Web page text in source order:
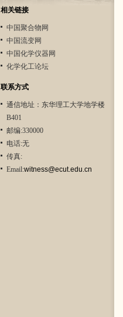
相关链接
中国聚合物网
中国流变网
中国化学仪器网
化学化工论坛
联系方式
通信地址：东华理工大学地学楼
B401
邮编:330000
电话:无
传真:
Email:witness@ecut.edu.cn